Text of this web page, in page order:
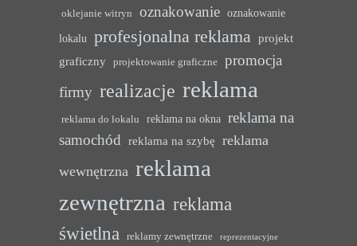
oklejanie witryn oznakowanie oznakowanie
lokalu profesjonalna reklama projekt
graficzny
projektowanie graficzne
promocja
firmy realizacje reklama
reklama do lokalu reklama na okna reklama na
samochód reklama na szybę reklama
wewnętrzna reklama
zewnętrzna reklama
świetlna
reklamy zewnętrzne reprezentacyjne